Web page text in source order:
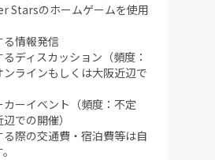
Starsのホームゲームを使用
る情報発信
ディスカッション（頻度：
ラインもしくは大阪近辺で
カーイベント（頻度：不定
での開催）
際の交通費・宿泊費等は自